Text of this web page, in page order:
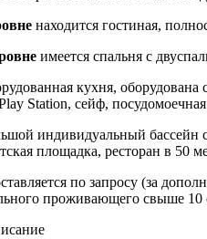
находится гостиная,
имеется спальня с
кухня,
Station, сейф,
индивидуальный бассейн
площадка, ресторан в 50
по запросу (за
проживающего свыше